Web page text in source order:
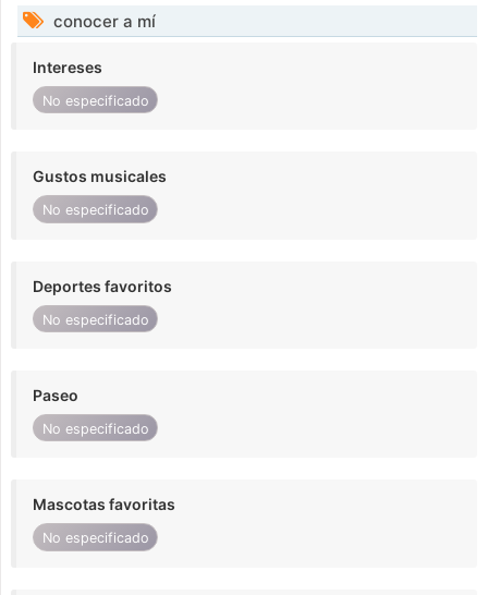
conocer a mí
Intereses
No especificado
Gustos musicales
No especificado
Deportes favoritos
No especificado
Paseo
No especificado
Mascotas favoritas
No especificado